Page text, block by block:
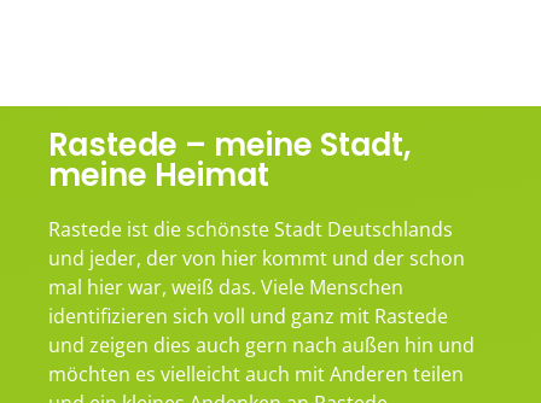
Rastede – meine Stadt,
meine Heimat
Rastede ist die schönste Stadt Deutschlands
und jeder, der von hier kommt und der schon
mal hier war, weiß das. Viele Menschen
identifizieren sich voll und ganz mit Rastede
und zeigen dies auch gern nach außen hin und
möchten es vielleicht auch mit Anderen teilen